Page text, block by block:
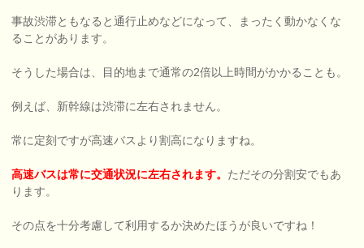
事故渋滞ともなると通行止めなどになって、まったく動かなくな
ることがあります。
そうした場合は、目的地まで通常の2倍以上時間がかかることも。
例えば、新幹線は渋滞に左右されません。
常に定刻ですが高速バスより割高になりますね。
高速バスは常に交通状況に左右されます。 ただその分割安でもあ
ります。
その点を十分考慮して利用するか決めたほうが良いですね！